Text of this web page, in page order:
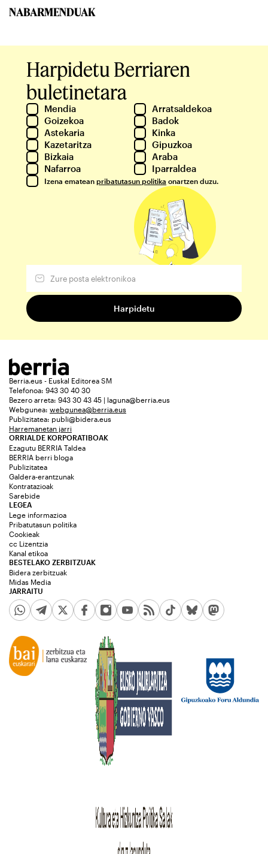
NABARMENDUAK
Harpidetu Berriaren
buletinetara
Mendia
Arratsaldekoa
Goizekoa
Badok
Astekaria
Kinka
Kazetaritza
Gipuzkoa
Bizkaia
Araba
Nafarroa
Iparraldea
Izena ematean pribatutasun politika onartzen duzu.
Berria.eus - Euskal Editorea SM
Telefonoa: 943 30 40 30
Bezero arreta: 943 30 43 45 | laguna@berria.eus
Webgunea: webgunea@berria.eus
Publizitatea: publi@bidera.eus
Harremanetan jarri
ORRIALDE KORPORATIBOAK
Ezagutu BERRIA Taldea
BERRIA berri bloga
Publizitatea
Galdera-erantzunak
Kontratazioak
Sarebide
JARRAITU
LEGEA
Lege informazioa
Pribatutasun politika
Cookieak
cc Lizentzia
Kanal etikoa
BESTELAKO ZERBITZUAK
Bidera zerbitzuak
Midas Media